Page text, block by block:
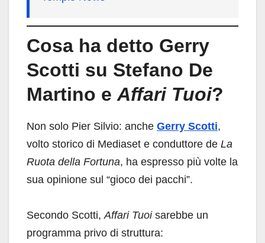
Cosa ha detto Gerry
Scotti su Stefano De
Martino eAffari Tuoi?
Non solo Pier Silvio: anche Gerry Scotti,
volto storico di Mediaset e conduttore de La
Ruota della Fortuna, ha espresso più volte la
sua opinione sul “gioco dei pacchi”.
Secondo Scotti,Affari Tuoisarebbe un
programma privo di struttura: